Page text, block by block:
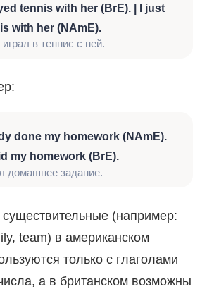
tennis with her (BrE). | I just
with her (NAmE).
в теннис с ней.
done my homework (NAmE).
my homework (BrE).
домашнее задание.
(например:
team) в американском
только с глаголами
а в британском возможны